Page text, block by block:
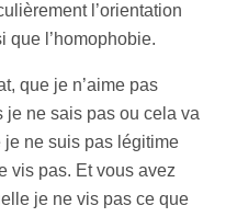
l’orientation
que l’homophobie.
que je n’aime pas
je ne sais pas ou cela va
je ne suis pas légitime
vis pas. Et vous avez
je ne vis pas ce que